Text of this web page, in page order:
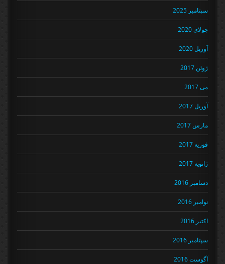
سپتامبر 2025
جولای 2020
آوریل 2020
ژوئن 2017
می 2017
آوریل 2017
مارس 2017
فوریه 2017
ژانویه 2017
دسامبر 2016
نوامبر 2016
اکتبر 2016
سپتامبر 2016
آگوست 2016